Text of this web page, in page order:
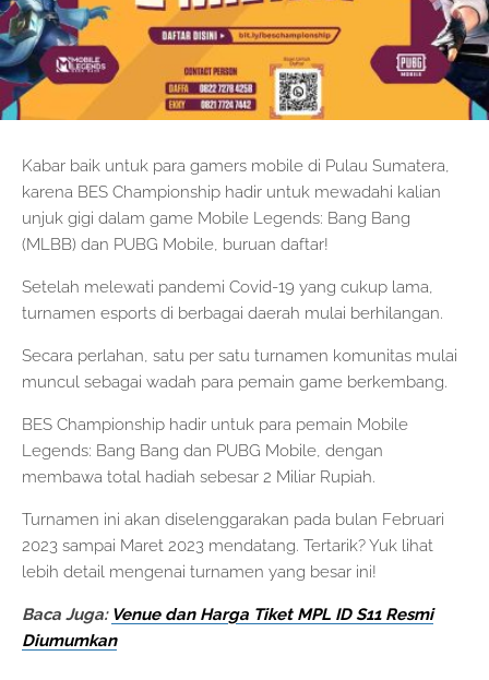
Kabar baik untuk para gamers mobile di Pulau Sumatera,
karena BES Championship hadir untuk mewadahi kalian
unjuk gigi dalam game Mobile Legends: Bang Bang
(MLBB) dan PUBG Mobile, buruan daftar!
Setelah melewati pandemi Covid-19 yang cukup lama,
turnamen esports di berbagai daerah mulai berhilangan.
Secara perlahan, satu per satu turnamen komunitas mulai
muncul sebagai wadah para pemain game berkembang.
BES Championship hadir untuk para pemain Mobile
Legends: Bang Bang dan PUBG Mobile, dengan
membawa total hadiah sebesar 2 Miliar Rupiah.
Turnamen ini akan diselenggarakan pada bulan Februari
2023 sampai Maret 2023 mendatang. Tertarik? Yuk lihat
lebih detail mengenai turnamen yang besar ini!
Baca Juga: Venue dan Harga Tiket MPL ID S11 Resmi
Diumumkan